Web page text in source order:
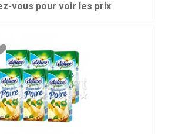
vous pour voir les prix